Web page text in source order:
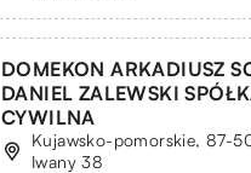
DOMEKON ARKADIUSZ
DANIEL ZALEWSKI
CYWILNA
Kujawsko-pomorskie, 87-
Iwany 38